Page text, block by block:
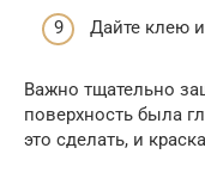
Дайте клею
Важно тщательно
поверхность была
это сделать, и